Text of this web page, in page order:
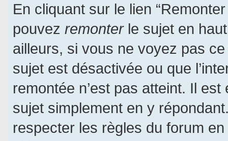
En cliquant sur le lien
pouvez remonterle sujet en
ailleurs, si vous ne voyez pas
sujet est désactivée ou que
remontée n’est pas atteint. Il
sujet simplement en y
respecter les règles du forum